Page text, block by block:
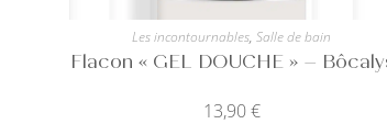
Les incontournables,Salle de bain
Flacon « GEL DOUCHE » –
13,90€